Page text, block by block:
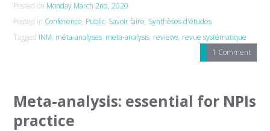
Posted on Monday March 2nd, 2020
Posted in Conference, Public, Savoir faire, Synthèses d'études
Tagged INM, méta-analyses, meta-analysis, reviews, revue systématique
1 Comment
Meta-analysis: essential for NPIs
practice